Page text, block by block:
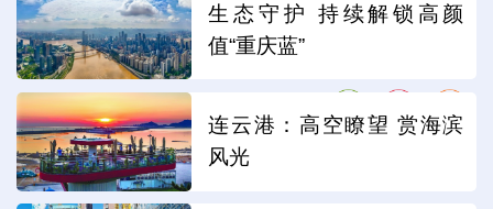
編輯：付意菲
生态守护 持续解锁高颜
值“重庆蓝”
连云港：高空瞭望 赏海滨
风光